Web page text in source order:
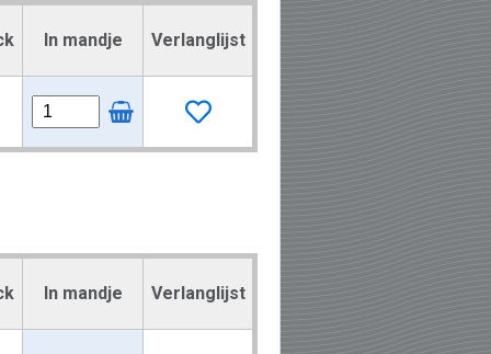
In mandje Verlanglijst
In mandje Verlanglijst